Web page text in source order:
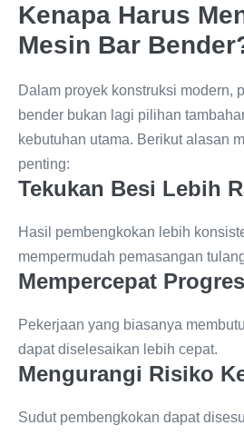
Kenapa Harus
Mesin Bar
Dalam proyek konstruksi modern,
bender bukan lagi pilihan
kebutuhan utama. Berikut alasan
penting:
Tekukan Besi Lebih
Hasil pembengkokan lebih
mempermudah pemasangan
Mempercepat
Pekerjaan yang biasanya
dapat diselesaikan lebih cepat.
Mengurangi Risiko
Sudut pembengkokan dapat